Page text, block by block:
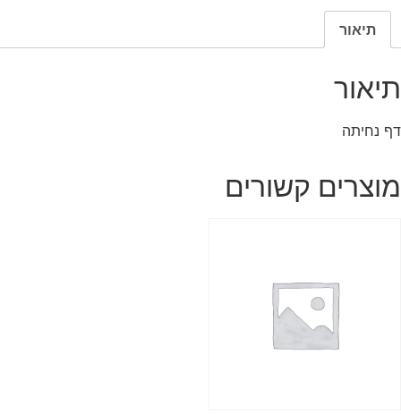
תיאור
תיאור
דף נחיתה
מוצרים קשורים